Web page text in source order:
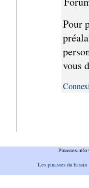
Pour
vous
Les pinasses du bassin